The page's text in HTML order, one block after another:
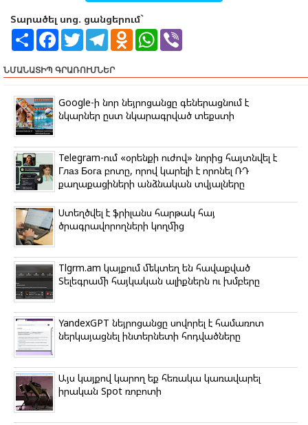
Տարածել սոց. ցանցերում`
S
r
e
F
e
b
o
k
T
w
t
t
r
T
e
g
a
m
O
k
a
s
s
i
k
W
s
p
p
r
ՆՄԱՆԱՏԻՊ ԳՐԱՌՈՒՄՆԵՐ
Google-ի նոր նեյրոցանցը գեներացնում է
նկարներ ըստ նկարագրված տեքստի
Telegram-ում «օրենքի ուժով» նորից հայտնվել է
Глаз Бога բոտը, որով կարելի է որոնել ՌԴ
քաղաքացիների անձնական տվյալները
Ստեղծվել է ֆրիլանս հարթակ հայ
ծրագրավորողների կողմից
Tlgrm.am կայքում մեկտեղ են հավաքված
Տելեգրամի հայկական ալիքներն ու խմբերը
YandexGPT նեյրոցանցը սովորել է համառոտ
ներկայացնել ինտերնետի հոդվածները
Այս կայքով կարող եք հեռակա կառավարել
իրական Spot ռոբոտի